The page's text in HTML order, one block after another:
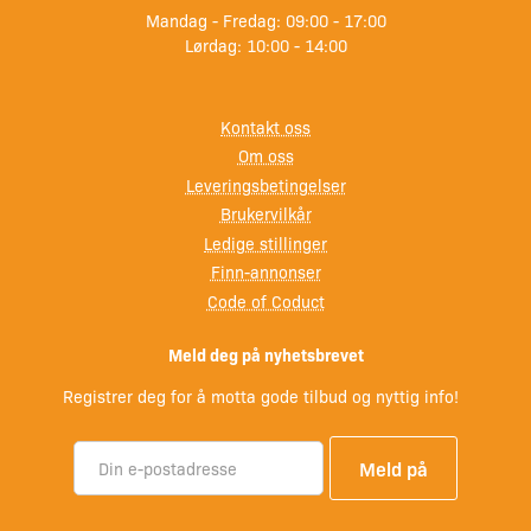
Bevarer og fremhever treets og korkens naturlige
Lar korken puste samtidig som den beskyttes mot
Kan påføres nytt eller tidligere behandlet treverk (fritt
Enkelt vedlikehold – ingen sliping eller omfattende
Bruksområder
Utendørs bruk.
Mandag - Fredag: 09:00 - 17:00
Lørdag: 10:00 - 14:00
Kontakt oss
Om oss
Leveringsbetingelser
Brukervilkår
Ledige stillinger
Finn-annonser
Code of Coduct
Meld deg på nyhetsbrevet
Registrer deg for å motta gode tilbud og nyttig info!